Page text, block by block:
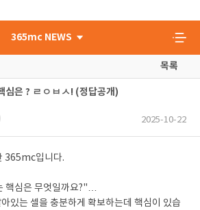
365mc NEWS
목록
줄기세포 시술, 효과의 핵심은 ? ㄹㅇㅂㅅ! (정답공개)
2025-10-22
365mc입니다.
핵심은 무엇일까요?"…
있는 셀을 충분하게 확보하는데 핵심이 있습